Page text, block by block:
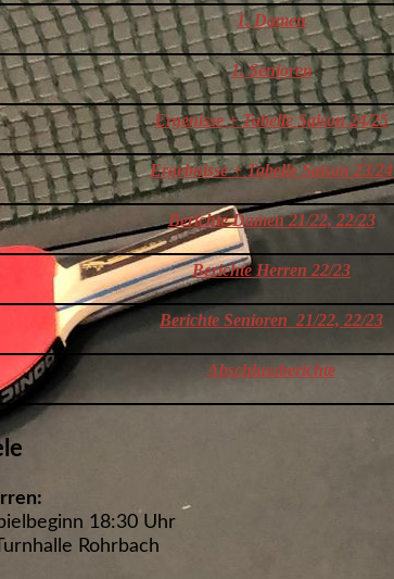
1. Damen
1.Senioren
Ergenisse + Tabelle Saison 24/25
Ergebnisse + Tabelle Saison 23/24
Berichte Damen 21/22, 22/23
Berichte Herren 22/23
Berichte Senioren 21/22, 22/23
Abschlussberichte
18:30 Uhr
Rohrbach